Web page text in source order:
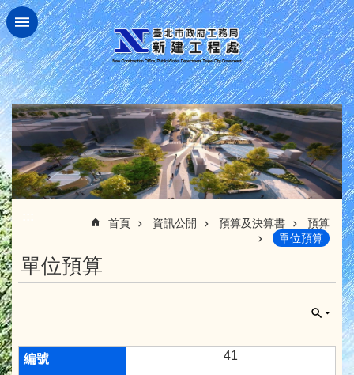
跳到主要內容區塊
首頁 資訊公開 預算及決算書
預算
單位預算
單位預算
41